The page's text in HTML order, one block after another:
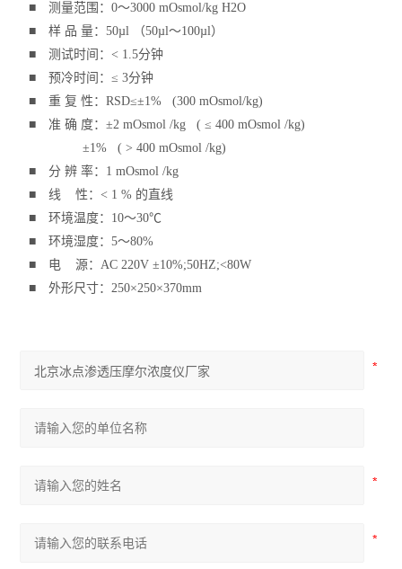
■ 测量范围：0～3000 mOsmol/kg H2O
■ 样 品 量：50µl （50µl～100µl）
■ 测试时间：< 1.5分钟
■ 预冷时间：≤ 3分钟
■ 重 复 性：RSD≤±1% (300 mOsmol/kg)
■ 准 确 度：±2 mOsmol /kg ( ≤ 400 mOsmol /kg)
±1% ( > 400 mOsmol /kg)
■ 分 辨 率：1 mOsmol /kg
■ 线 性：< 1 % 的直线
■ 环境温度：10～30℃
■ 环境湿度：5～80%
■ 电 源：AC 220V ±10%;50HZ;<80W
■ 外形尺寸：250×250×370mm